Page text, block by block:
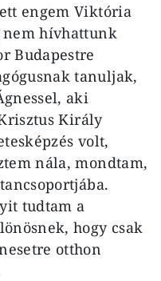
engem Viktória
hívhattunk
Budapestre
tanuljak,
aki
Király
volt,
nála, mondtam,
tudtam a
hogy csak
otthon